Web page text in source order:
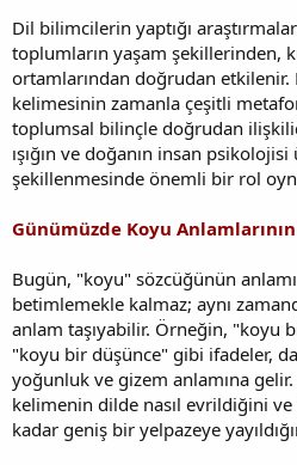
Dil bilimcilerin yaptığı
toplumların yaşam şekillerinden,
ortamlarından doğrudan etkilenir.
kelimesinin zamanla çeşitli
toplumsal bilinçle doğrudan
ışığın ve doğanın insan
şekillenmesinde önemli bir rol
Günümüzde Koyu
Bugün, "koyu" sözcüğünün
betimlemekle kalmaz; aynı
anlam taşıyabilir. Örneğin, "koyu
"koyu bir düşünce" gibi ifadeler,
yoğunluk ve gizem anlamına
kelimenin dilde nasıl evrildiğini
kadar geniş bir yelpazeye